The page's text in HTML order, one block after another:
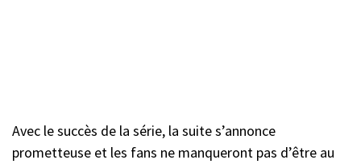
Avec le succès de la série, la suite s’annonce
prometteuse et les fans ne manqueront pas d’être au